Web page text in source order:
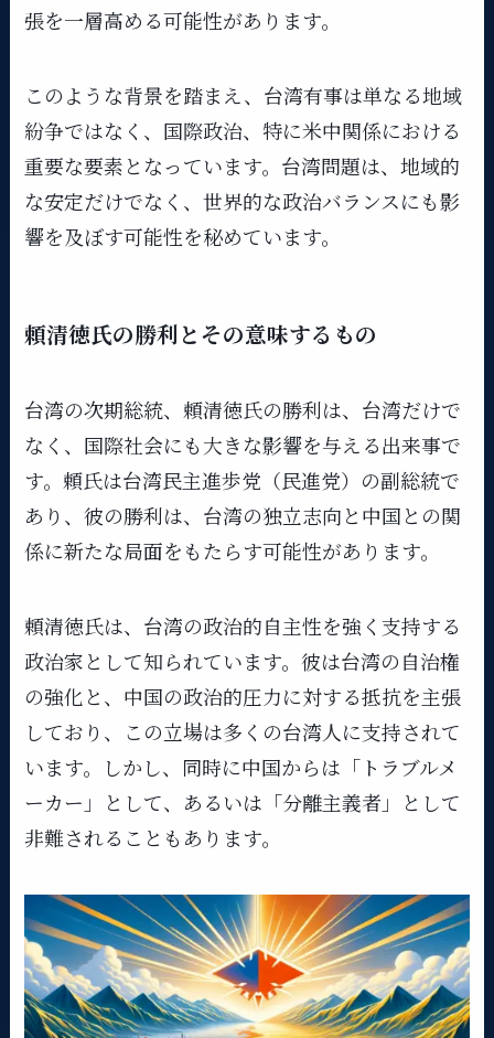
張を一層高める可能性があります。
このような背景を踏まえ、台湾有事は単なる地域
紛争ではなく、国際政治、特に米中関係における
重要な要素となっています。台湾問題は、地域的
な安定だけでなく、世界的な政治バランスにも影
響を及ぼす可能性を秘めています。
頼清徳氏の勝利とその意味するもの
台湾の次期総統、頼清徳氏の勝利は、台湾だけで
なく、国際社会にも大きな影響を与える出来事で
す。頼氏は台湾民主進歩党（民進党）の副総統で
あり、彼の勝利は、台湾の独立志向と中国との関
係に新たな局面をもたらす可能性があります。
頼清徳氏は、台湾の政治的自主性を強く支持する
政治家として知られています。彼は台湾の自治権
の強化と、中国の政治的圧力に対する抵抗を主張
しており、この立場は多くの台湾人に支持されて
います。しかし、同時に中国からは「トラブルメ
ーカー」として、あるいは「分離主義者」として
非難されることもあります。